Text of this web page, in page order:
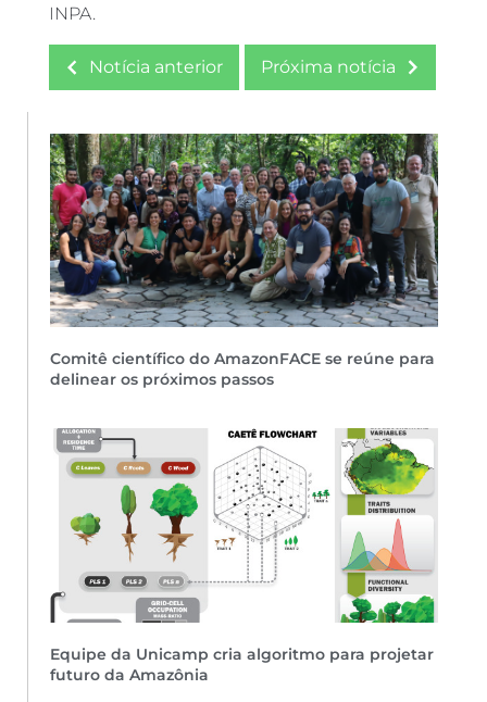
INPA.
Notícia anterior Próxima notícia
Comitê científico do AmazonFACE se reúne para
delinear os próximos passos
Equipe da Unicamp cria algoritmo para projetar
futuro da Amazônia